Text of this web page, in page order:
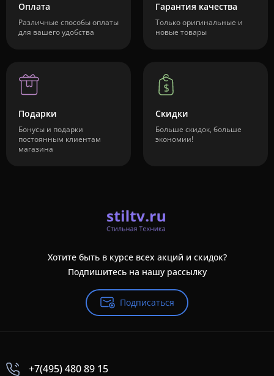
Оплата
Различные способы оплаты
для вашего удобства
Гарантия качества
Только оригинальные и
новые товары
Подарки
Бонусы и подарки
постоянным клиентам
магазина
Скидки
Больше скидок, больше
экономии!
Хотите быть в курсе всех акций и скидок?
Подпишитесь на нашу рассылку
Подписаться
+7(495) 480 89 15